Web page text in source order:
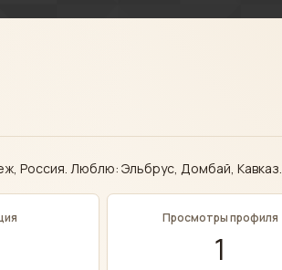
Россия. Люблю: Эльбрус, Домбай, Кавказ.
Просмотры профиля
1